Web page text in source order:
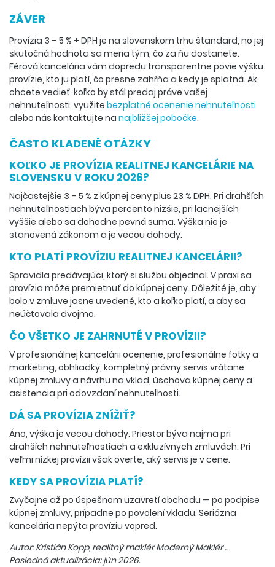
ZÁVER
Provízia 3 – 5 % + DPH je na slovenskom trhu štandard, no jej
skutočná hodnota sa meria tým, čo za ňu dostanete.
Férová kancelária vám dopredu transparentne povie výšku
provízie, kto ju platí, čo presne zahŕňa a kedy je splatná. Ak
chcete vedieť, koľko by stál predaj práve vašej
nehnuteľnosti, využite bezplatné ocenenie nehnuteľnosti
alebo nás kontaktujte na najbližšej pobočke.
ČASTO KLADENÉ OTÁZKY
KOĽKO JE PROVÍZIA REALITNEJ KANCELÁRIE NA
SLOVENSKU V ROKU 2026?
Najčastejšie 3 – 5 % z kúpnej ceny plus 23 % DPH. Pri drahších
nehnuteľnostiach býva percento nižšie, pri lacnejších
vyššie alebo sa dohodne pevná suma. Výška nie je
stanovená zákonom a je vecou dohody.
KTO PLATÍ PROVÍZIU REALITNEJ KANCELÁRII?
Spravidla predávajúci, ktorý si službu objednal. V praxi sa
provízia môže premietnuť do kúpnej ceny. Dôležité je, aby
bolo v zmluve jasne uvedené, kto a koľko platí, a aby sa
neúčtovala dvojmo.
ČO VŠETKO JE ZAHRNUTÉ V PROVÍZII?
V profesionálnej kancelárii ocenenie, profesionálne fotky a
marketing, obhliadky, kompletný právny servis vrátane
kúpnej zmluvy a návrhu na vklad, úschova kúpnej ceny a
asistencia pri odovzdaní nehnuteľnosti.
DÁ SA PROVÍZIA ZNÍŽIŤ?
Áno, výška je vecou dohody. Priestor býva najmä pri
drahších nehnuteľnostiach a exkluzívnych zmluvách. Pri
veľmi nízkej provízii však overte, aký servis je v cene.
KEDY SA PROVÍZIA PLATÍ?
Zvyčajne až po úspešnom uzavretí obchodu — po podpise
kúpnej zmluvy, prípadne po povolení vkladu. Seriózna
kancelária nepýta províziu vopred.
Autor: Kristián Kopp, realitný maklér Moderný Maklér ..
Posledná aktualizácia: jún 2026.